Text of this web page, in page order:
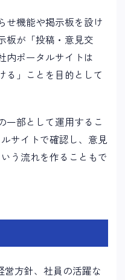
せ機能や掲示板を設け
板が「投稿・意見交
内ポータルサイトは
る」ことを目的として
一部として運用するこ
サイトで確認し、意見
う流れを作ることもで
営方針、社員の活躍な